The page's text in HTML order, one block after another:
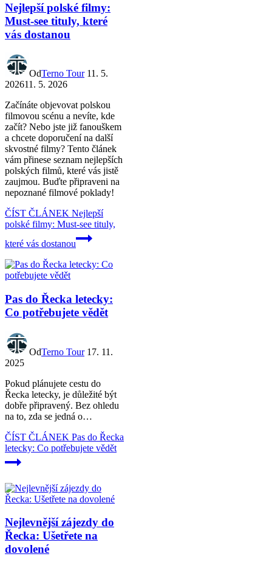
Nejlepší polské filmy:
Must-see tituly, které
vás dostanou
OdTerno Tour 11. 5.
202611. 5. 2026
Začínáte objevovat polskou
filmovou scénu a nevíte, kde
začít? Nebo jste již fanouškem
a chcete doporučení na další
skvostné filmy? Tento článek
vám přinese seznam nejlepších
polských filmů, které vás jistě
zaujmou. Buďte připraveni na
nepoznané filmové poklady!
ČÍST ČLÁNEK Nejlepší
polské filmy: Must-see tituly,
které vás dostanou
Pas do Řecka letecky:
Co potřebujete vědět
OdTerno Tour 17. 11.
2025
Pokud plánujete cestu do
Řecka letecky, je důležité být
dobře připravený. Bez ohledu
na to, zda se jedná o…
ČÍST ČLÁNEK Pas do Řecka
letecky: Co potřebujete vědět
Nejlevnější zájezdy do
Řecka: Ušetřete na
dovolené